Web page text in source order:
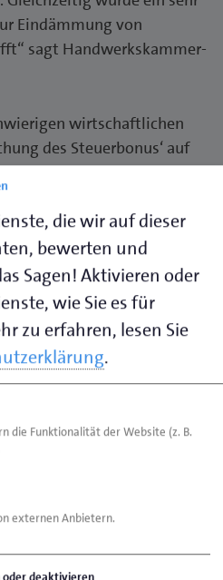
Eindämmung von
sagt Handwerkskammer-
wirtschaftlichen
des Steuerbonus‘ auf
absolut falsches Signal.
die Vergabe legaler
und sichert dem
hätte ein Aus für den
Präses Thomas Kurzke:
in den vergangenen Jahren
gegen Schwarzarbeit
weitgehend erübrigt. Ihn
wäre mehr als fahrlässig
wieder mehr
die wir auf dieser
bewerten und
Sagen! Aktivieren oder
wie Sie es für
zu erfahren, lesen Sie
.
die Funktionalität der Website (z. B.
externen Anbietern.